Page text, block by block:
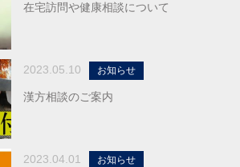
在宅訪問や健康相談について
2023.05.10 お知らせ
漢方相談のご案内
2023.04.01 お知らせ